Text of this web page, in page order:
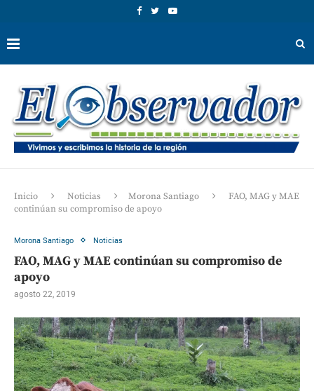
Inicio Noticias Morona Santiago
FAO, MAG y MAE
continúan su compromiso de apoyo
Morona Santiago Noticias
FAO, MAG y MAE continúan su compromiso de
apoyo
agosto 22, 2019